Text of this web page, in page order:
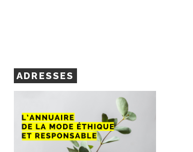
ADRESSES